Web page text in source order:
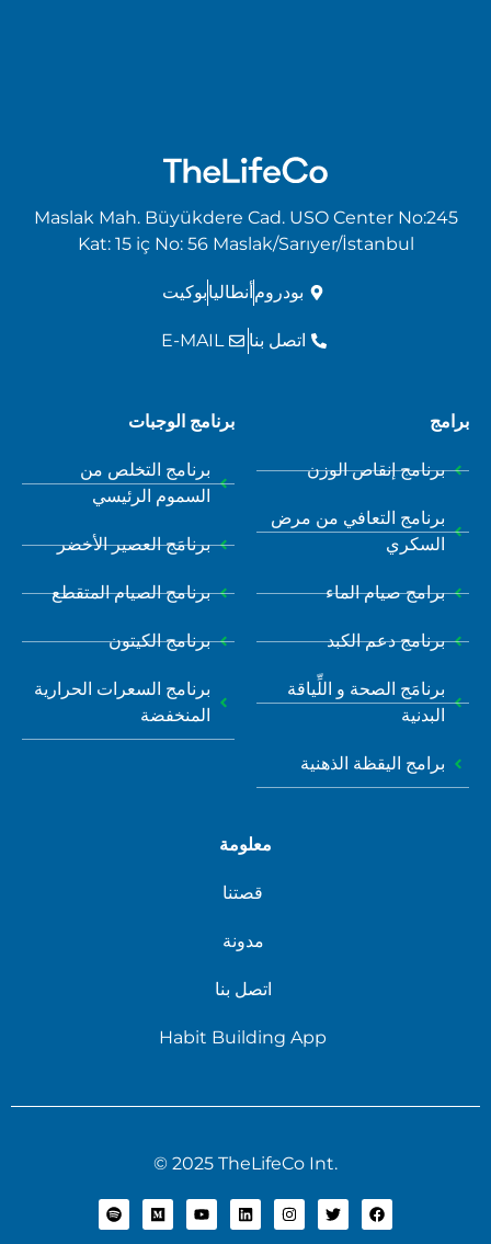
Maslak Mah. Büyükdere Cad. USO Center No:245
Kat: 15 iç No: 56 Maslak/Sarıyer/İstanbul
بودروم أنطاليابوكيت
اتصل بنا E-MAIL
برامج
برنامج إنقاص الوزن
برنامج التعافي من مرض
السكري
برامج صيام الماء
برنامج دعم الكبد
برنامَج الصحة و اللِّياقة
البدنية
برامج اليقظة الذهنية
برنامج الوجبات
برنامج التخلص من
السموم الرئيسي
برنامَج العصير الأخضر
برنامج الصيام المتقطع
برنامج الكيتون
برنامج السعرات الحرارية
المنخفضة
معلومة
قصتنا
مدونة
اتصل بنا
Habit Building App
© 2025 TheLifeCo Int.